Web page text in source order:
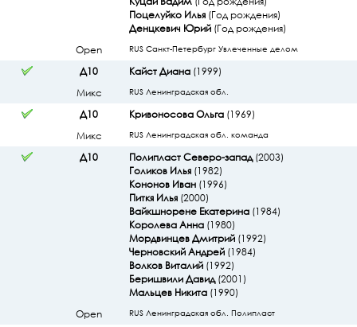
Open
Поцелуйко Илья(Год рождения)
Денцкевич Юрий(Год рождения)
RUS Санкт-Петербург Увлеченные делом
Д10
Микс
Кайст Диана(1999)
RUS Ленинградская обл.
Д10
Микс
Кривоносова Ольга(1969)
RUS Ленинградская обл. команда
Д10
Open
Полипласт Северо-запад(2003)
Голиков Илья(1982)
Кононов Иван (1996)
Питкя Илья(2000)
Вайкшнорене Екатерина(1984)
Королева Анна(1980)
Мордвинцев Дмитрий(1992)
Черновский Андрей(1984)
Волков Виталий (1992)
Беришвили Давид(2001)
Мальцев Никита(1990)
RUS Ленинградская обл. Полипласт